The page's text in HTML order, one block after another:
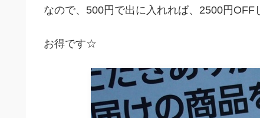
なので、500円で出に入れれば、2500円OFF
お得です☆